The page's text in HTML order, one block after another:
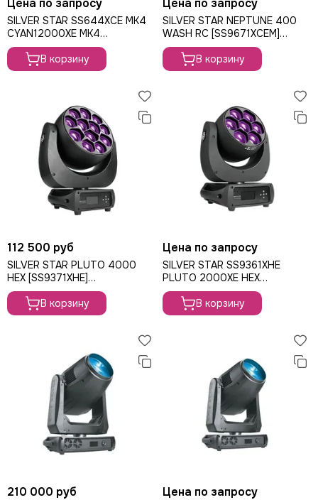
CODE
Color Imagination
Coreat
DiaPro
EK Lights
Elation
EuroDj
EXE TECHNOLOGY (LITEC)
Global Effects
High End Systems
I LIGHTING
INVOLIGHT
JB LIGHTING
LE MAITRE
Light Union
Look Solutions
LevelUp цепные тали
MA Lighting
Martin
Цена по запросу
SILVER STAR SS644XCE MK4
CYAN12000XE MK4
вращающаяся голова Wash,
740ВтВ корзину
Цена по запросу
SILVER STAR NEPTUNE 400
WASH RC [SS9671XCEM]
вращающаяся голова Wash,
380ВтВ корзину
112 500 руб
SILVER STAR PLUTO 4000
HEX [SS9371XHE]
вращающаяся голова Wash,
720ВтВ корзину
Цена по запросу
SILVER STAR SS9361XHE
PLUTO 2000XE HEX
вращающаяся голова Wash,
420ВтВ корзину
210 000 руб Цена по запросу